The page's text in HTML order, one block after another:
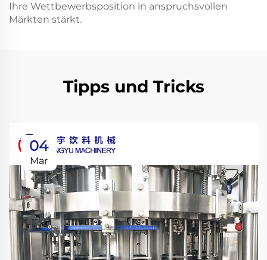
Ihre Wettbewerbsposition in anspruchsvollen
Märkten stärkt.
Tipps und Tricks
04
Mar